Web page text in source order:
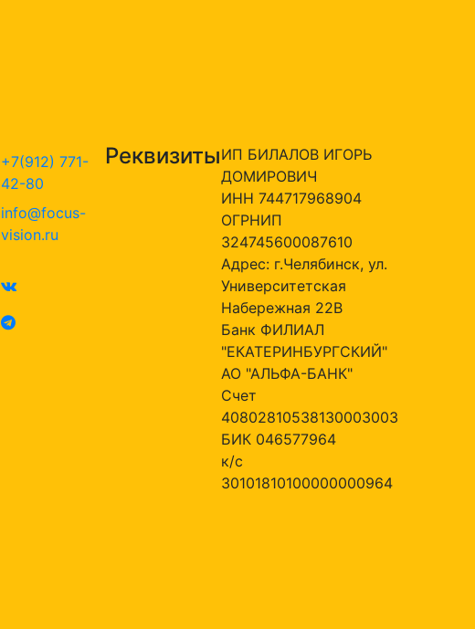
+7(912) 771-
42-80
info@focus-
vision.ru
РеквизитыИП БИЛАЛОВ ИГОРЬ
ДОМИРОВИЧ
ИНН 744717968904
ОГРНИП
324745600087610
Адрес: г.Челябинск, ул.
Университетская
Набережная 22В
Банк ФИЛИАЛ
"ЕКАТЕРИНБУРГСКИЙ"
АО "АЛЬФА-БАНК"
Счет
40802810538130003003
БИК 046577964
к/с
30101810100000000964